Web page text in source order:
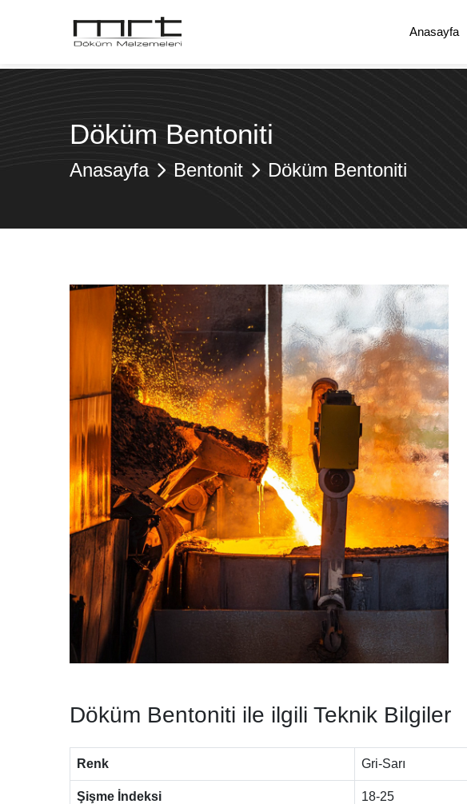
Anasayfa
Döküm Bentoniti
Anasayfa Bentonit Döküm Bentoniti
Döküm Bentoniti ile ilgili Teknik Bilgiler
Renk Gri-Sarı
Şişme İndeksi 18-25